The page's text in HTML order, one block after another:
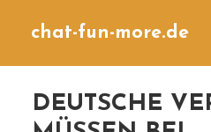
chat-fun-more.de
DEUTSCHE